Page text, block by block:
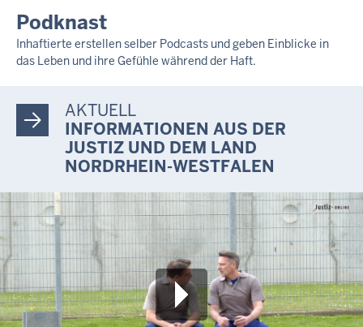
Podknast
Inhaftierte erstellen selber Podcasts und geben Einblicke in
das Leben und ihre Gefühle während der Haft.
AKTUELL
INFORMATIONEN AUS DER
JUSTIZ UND DEM LAND
NORDRHEIN-WESTFALEN